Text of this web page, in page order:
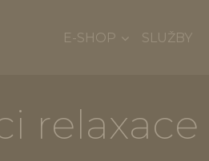
relaxace
E-SHOP SLUŽBY